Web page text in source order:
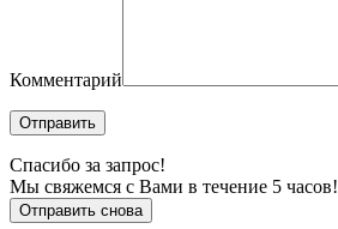
Комментарий
Отправить
Спасибо за запрос!
Мы свяжемся с Вами в течение 5 часов!
Отправить снова